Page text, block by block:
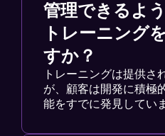
管理できるよ
トレーニング
すか？
トレーニングは提供さ
が、顧客は開発に積極
能をすでに発見してい